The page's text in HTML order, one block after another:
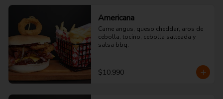
Americana
Carne angus, queso cheddar, aros de
cebolla, tocino, cebolla salteada y
salsa bbq.
$10.990